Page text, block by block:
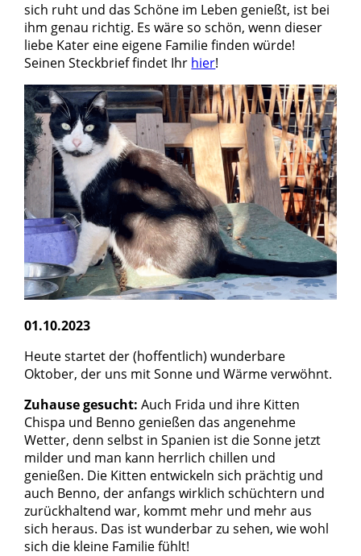
sich ruht und das Schöne im Leben genießt, ist bei
ihm genau richtig. Es wäre so schön, wenn dieser
liebe Kater eine eigene Familie finden würde!
Seinen Steckbrief findet Ihr hier!
01.10.2023
Heute startet der (hoffentlich) wunderbare
Oktober, der uns mit Sonne und Wärme verwöhnt.
Zuhause gesucht:Auch Frida und ihre Kitten
Chispa und Benno genießen das angenehme
Wetter, denn selbst in Spanien ist die Sonne jetzt
milder und man kann herrlich chillen und
genießen. Die Kitten entwickeln sich prächtig und
auch Benno, der anfangs wirklich schüchtern und
zurückhaltend war, kommt mehr und mehr aus
sich heraus. Das ist wunderbar zu sehen, wie wohl
sich die kleine Familie fühlt!